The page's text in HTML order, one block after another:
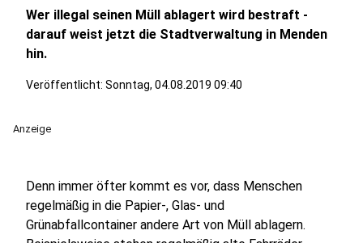
Wer illegal seinen Müll ablagert wird bestraft -
darauf weist jetzt die Stadtverwaltung in Menden
hin.
Veröffentlicht: Sonntag, 04.08.2019 09:40
Anzeige
Denn immer öfter kommt es vor, dass Menschen
regelmäßig in die Papier-, Glas- und
Grünabfallcontainer andere Art von Müll ablagern.